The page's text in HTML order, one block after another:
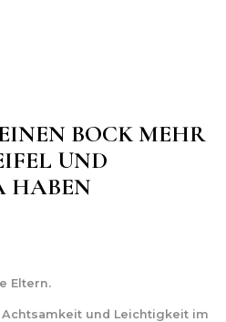
BOCK MEHR
UND
HABEN
Eltern.
und Leichtigkeit im